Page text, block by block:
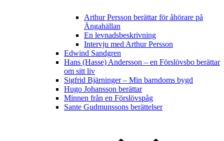
Arthur Persson berättar för åhörare på
Ängahällan
En levnadsbeskrivning
Intervju med Arthur Persson
Edwind Sandgren
Hans (Hasse) Andersson – en Förslövsbo berättar
om sitt liv
Sigfrid Bjärninger – Min barndoms bygd
Hugo Johansson berättar
Minnen från en Förslövspåg
Sante Gudmunssons berättelser